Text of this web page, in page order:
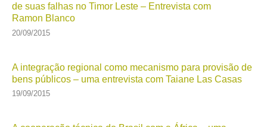
de suas falhas no Timor Leste – Entrevista com
Ramon Blanco
20/09/2015
A integração regional como mecanismo para provisão de
bens públicos – uma entrevista com Taiane Las Casas
19/09/2015